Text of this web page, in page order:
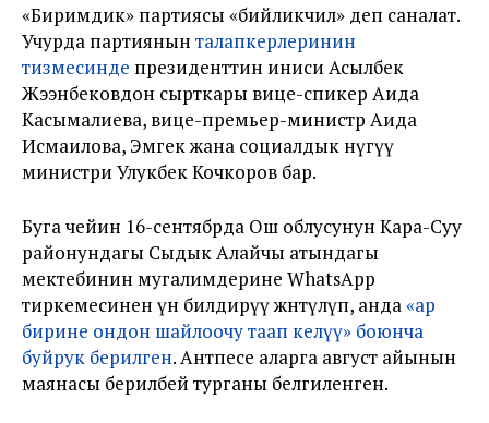
«Биримдик» партиясы «бийликчил» деп саналат.
Учурда партиянын талапкерлеринин
тизмесинде президенттин иниси Асылбек
Жээнбековдон сырткары вице-спикер Аида
Касымалиева, вице-премьер-министр Аида
Исмаилова, Эмгек жана социалдык өнүгүү
министри Улукбек Кочкоров бар.
Буга чейин 16-сентябрда Ош облусунун Кара-Суу
районундагы Сыдык Алайчы атындагы
мектебинин мугалимдерине WhatsApp
тиркемесинен үн билдирүү жөнөтүлүп, анда«ар
бирине ондон шайлоочу таап келүү» боюнча
буйрук берилген. Антпесе аларга август айынын
маянасы берилбей турганы белгиленген.